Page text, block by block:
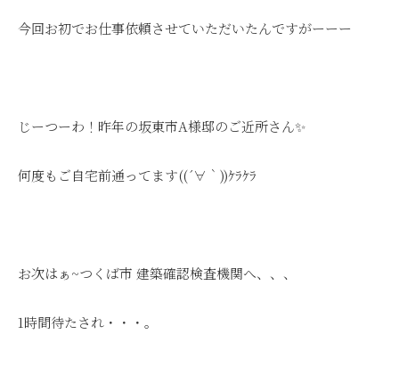
今回お初でお仕事依頼させていただいたんですがーーー
じーつーわ！昨年の坂東市A様邸のご近所さん✨
何度もご自宅前通ってます((´∀｀))ｹﾗｹﾗ
お次はぁ~つくば市 建築確認検査機関へ、、、
1時間待たされ・・・。